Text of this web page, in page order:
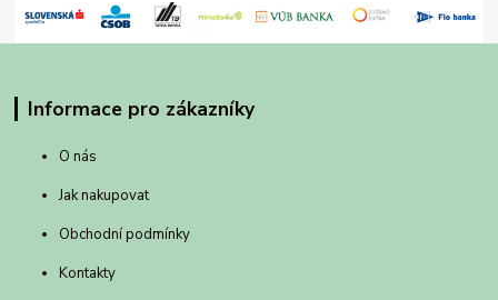
Informace pro zákazníky
O nás
Jak nakupovat
Obchodní podmínky
Kontakty